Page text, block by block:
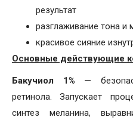
результат
разглаживание тона и
красивое сияние
Основные действующие
Бакучиол 1% —
ретинола. Запускает
синтез меланина,